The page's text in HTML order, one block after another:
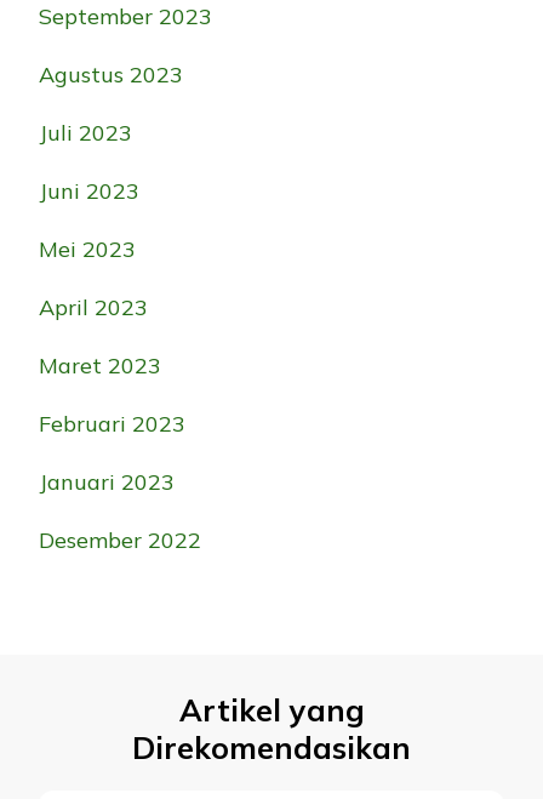
September 2023
Agustus 2023
Juli 2023
Juni 2023
Mei 2023
April 2023
Maret 2023
Februari 2023
Januari 2023
Desember 2022
Artikel yang
Direkomendasikan